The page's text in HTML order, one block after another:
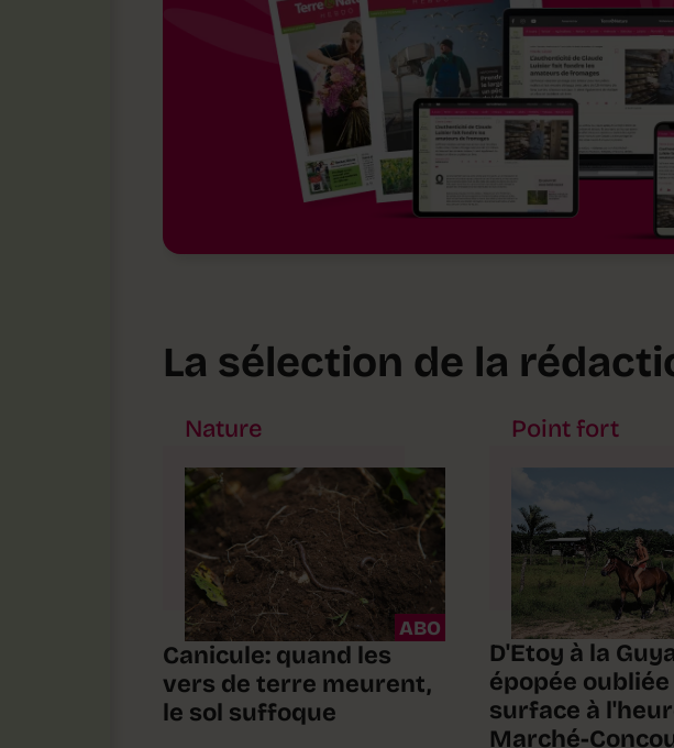
La sélection de la
Nature
ABO
Canicule: quand les
vers de terre meurent,
le sol suffoque
Point fort
D'Etoy à la
épopée
surface à
Marché-